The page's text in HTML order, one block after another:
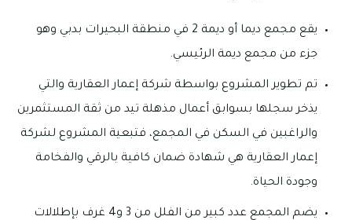
يقع مجمع ديما أو ديمة 2 في منطقة البحيرات بدبي وهو
جزء من مجمع ديمة الرئيسي.
تم تطوير المشروع بواسطة شركة إعمار العقارية والتي
يذخر سجلها بسوابق أعمال مذهلة تيد من ثقة المستثمرين
والراغبين في السكن في المجمع، فتبعية المشروع لشركة
إعمار العقارية هي شهادة ضمان كافية بالرقي والفخامة
وجودة الحياة.
يضم المجمع عدد كبير من الفلل من 3 و4 غرف بإطلالات